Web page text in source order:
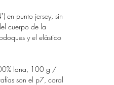
en punto jersey, sin
cuerpo de la
y el elástico
lana, 100 g /
son el p7, coral